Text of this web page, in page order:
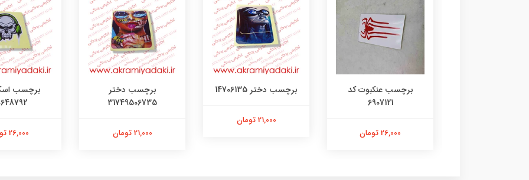
برچسب عنکبوت کد
6907121
26,000 تومان
برچسب دختر 14706135
21,000 تومان
برچسب دختر
31749506735
21,000 تومان
برچسب
26,000 تومان